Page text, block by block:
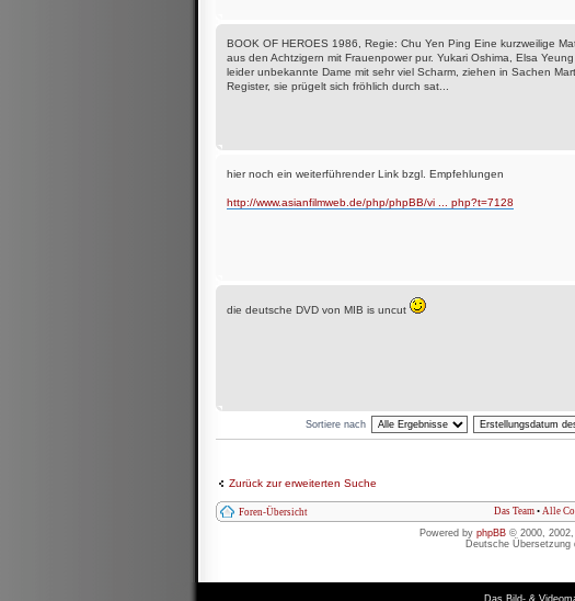
BOOK OF HEROES 1986, Regie: Chu Yen Ping Eine kurzweilige
aus den Achtzigern mit Frauenpower pur. Yukari Oshima, Elsa
leider unbekannte Dame mit sehr viel Scharm, ziehen in Sachen
Register, sie prügelt sich fröhlich durch sat...
hier noch ein weiterführender Link bzgl. Empfehlungen
http://www.asianfilmweb.de/php/phpBB/vi ... php?t=7128
die deutsche DVD von MIB is uncut
Sortiere nach
Zurück zur erweiterten Suche
Foren-Übersicht Das Team • Alle
Powered by phpBB © 2000, 2002,
Deutsche Übersetzung
Das Bild- &